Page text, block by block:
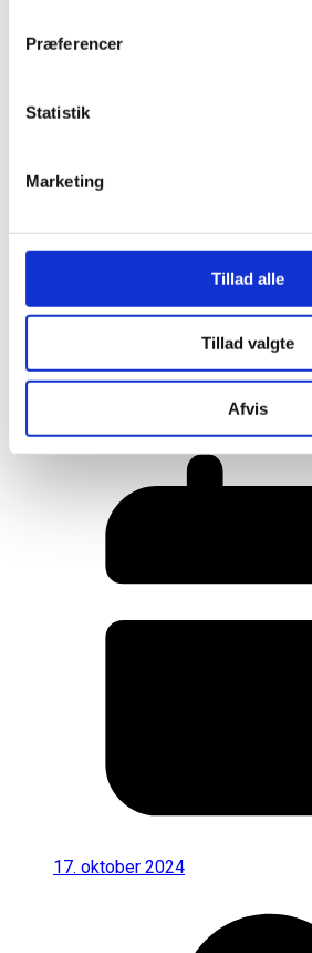
Præferencer
Statistik
Marketing
Tillad alle
Tillad valgte
Afvis
Her er alle vinderne fra
Rainbow Awards
17. oktober 2024